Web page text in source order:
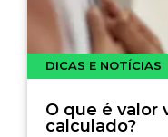
DICAS E NOTÍCIAS
O que é valor
calculado?